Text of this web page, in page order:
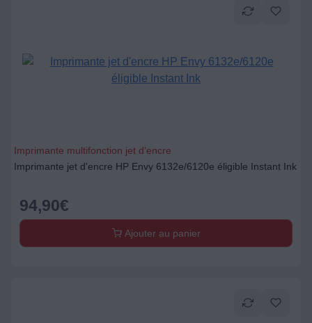
Imprimante multifonction jet d'encre
Imprimante jet d'encre HP Envy 6132e/6120e éligible Instant Ink
94,90€
Ajouter au panier